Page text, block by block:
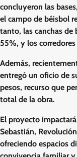
concluyeron las
el campo de béisbol
tanto, las canchas
55%, y los
Además,
entregó un oficio de
pesos, recurso que
total de la obra.
El proyecto
Sebastián,
ofreciendo espacios